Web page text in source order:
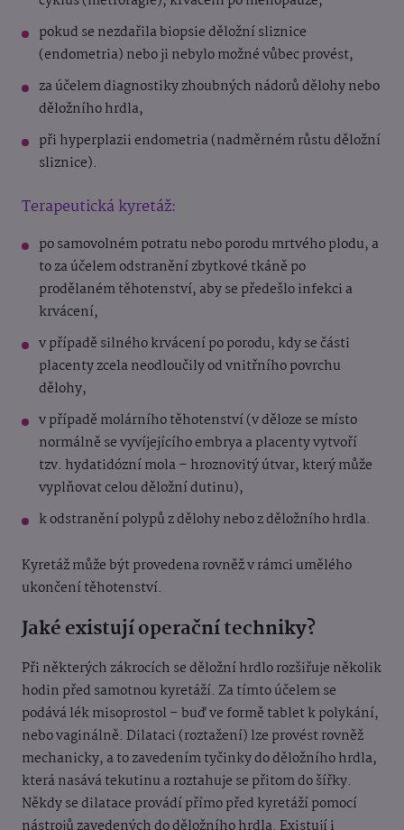
pokud se nezdařila biopsie děložní sliznice
(endometria) nebo ji nebylo možné vůbec provést,
za účelem diagnostiky zhoubných nádorů dělohy nebo
děložního hrdla,
při hyperplazii endometria (nadměrném růstu děložní
sliznice).
Terapeutická kyretáž:
po samovolném potratu nebo porodu mrtvého plodu, a
to za účelem odstranění zbytkové tkáně po
prodělaném těhotenství, aby se předešlo infekci a
krvácení,
v případě silného krvácení po porodu, kdy se části
placenty zcela neodloučily od vnitřního povrchu
dělohy,
v případě molárního těhotenství (v děloze se místo
normálně se vyvíjejícího embrya a placenty vytvoří
tzv. hydatidózní mola – hroznovitý útvar, který může
vyplňovat celou děložní dutinu),
k odstranění polypů z dělohy nebo z děložního hrdla.
Kyretáž může být provedena rovněž v rámci umělého
ukončení těhotenství.
Jaké existují operační techniky?
Při některých zákrocích se děložní hrdlo rozšiřuje několik
hodin před samotnou kyretáží. Za tímto účelem se
podává lék misoprostol – buď ve formě tablet k polykání,
nebo vaginálně. Dilataci (roztažení) lze provést rovněž
mechanicky, a to zavedením tyčinky do děložního hrdla,
která nasává tekutinu a roztahuje se přitom do šířky.
Někdy se dilatace provádí přímo před kyretáží pomocí